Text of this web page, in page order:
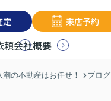
定 来店予約
頼会社概要
の不動産はお任せ！ ブログ